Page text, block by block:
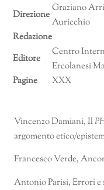
Direzione
Graziano
Auricchio
Redazione
Editore
Centro
Ercolanesi
Pagine
XXX
Vincenzo Damiani, Il
argomento etico/
Francesco Verde,
Antonio Parisi, Errori e